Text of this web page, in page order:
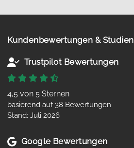
Kundenbewertungen & Studien
Trustpilot Bewertungen
4,5 von 5 Sternen
basierend auf 38 Bewertungen
Stand: Juli 2026
Google Bewertungen